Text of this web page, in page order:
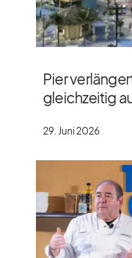
Pier
gleichzeitig
29. Juni 2026